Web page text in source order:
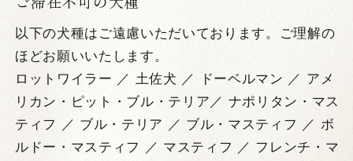
以下の犬種はご遠慮いただいております。ご理解の
ほどお願いいたします。
ロットワイラー ／ 土佐犬 ／ ドーベルマン ／ アメ
リカン・ピット・ブル・テリア／ ナポリタン・マス
ティフ ／ ブル・テリア ／ ブル・マスティフ ／ ボ
ルドー・マスティフ ／ マスティフ ／ フレンチ・マ